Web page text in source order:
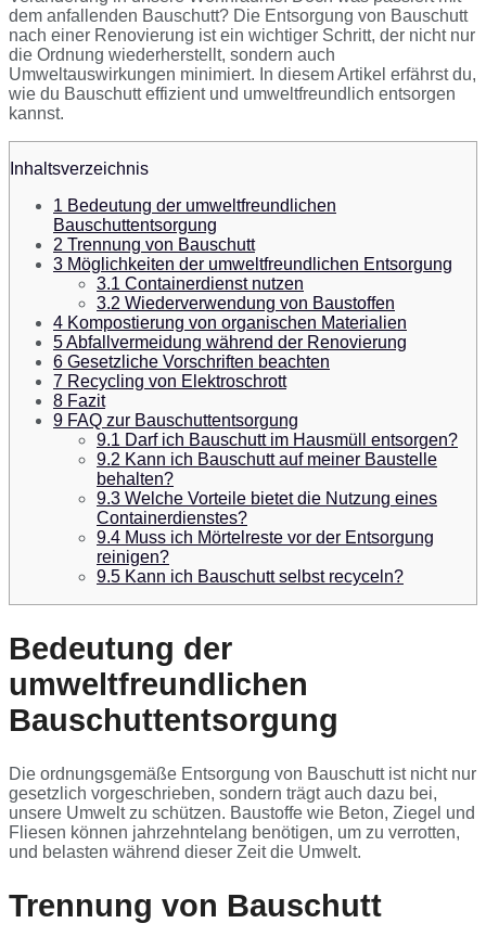
dem anfallenden Bauschutt? Die Entsorgung von Bauschutt
nach einer Renovierung ist ein wichtiger Schritt, der nicht nur
die Ordnung wiederherstellt, sondern auch
Umweltauswirkungen minimiert. In diesem Artikel erfährst du,
wie du Bauschutt effizient und umweltfreundlich entsorgen
kannst.
Inhaltsverzeichnis
1 Bedeutung der umweltfreundlichen
Bauschuttentsorgung
2 Trennung von Bauschutt
3 Möglichkeiten der umweltfreundlichen Entsorgung
3.1 Containerdienst nutzen
3.2 Wiederverwendung von Baustoffen
4 Kompostierung von organischen Materialien
5Abfallvermeidung während der Renovierung
6 Gesetzliche Vorschriften beachten
7 Recycling von Elektroschrott
8 Fazit
9 FAQ zur Bauschuttentsorgung
9.1 Darf ich Bauschutt im Hausmüll entsorgen?
9.2 Kann ich Bauschutt auf meiner Baustelle
behalten?
9.3 Welche Vorteile bietet die Nutzung eines
Containerdienstes?
9.4 Muss ich Mörtelreste vor der Entsorgung
reinigen?
9.5 Kann ich Bauschutt selbst recyceln?
Bedeutung der
umweltfreundlichen
Bauschuttentsorgung
Die ordnungsgemäße Entsorgung von Bauschutt ist nicht nur
gesetzlich vorgeschrieben, sondern trägt auch dazu bei,
unsere Umwelt zu schützen. Baustoffe wie Beton, Ziegel und
Fliesen können jahrzehntelang benötigen, um zu verrotten,
und belasten während dieser Zeit die Umwelt.
Trennung von Bauschutt